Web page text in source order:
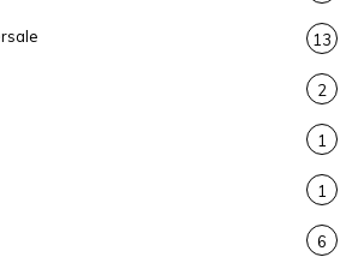
13
2
1
1
6